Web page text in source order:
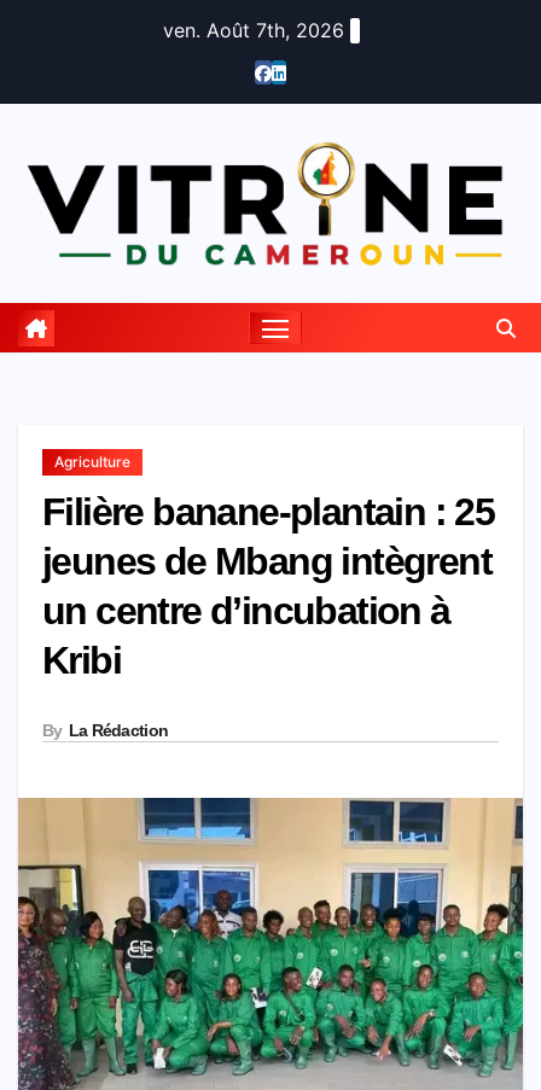
ven. Août 7th, 2026
Agriculture
Filière banane-plantain : 25
jeunes de Mbang intègrent
un centre d’incubation à
Kribi
By La Rédaction